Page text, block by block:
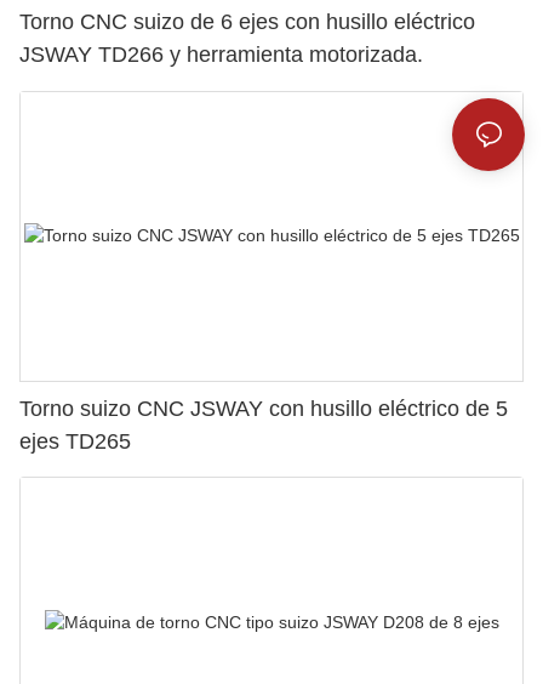
Torno CNC suizo de 6 ejes con husillo eléctrico
JSWAY TD266 y herramienta motorizada.
Torno suizo CNC JSWAY con husillo eléctrico de 5
ejes TD265